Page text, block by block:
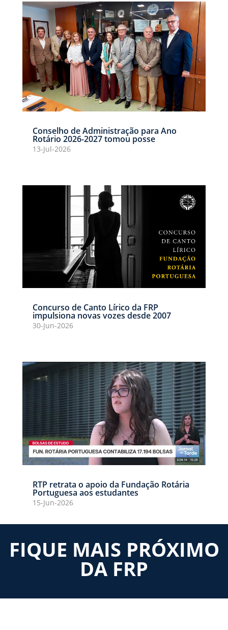
Conselho de Administração para Ano
Rotário 2026-2027 tomou posse
13-Jul-2026
Concurso de Canto Lírico da FRP
impulsiona novas vozes desde 2007
30-Jun-2026
RTP retrata o apoio da Fundação Rotária
Portuguesa aos estudantes
15-Jun-2026
FIQUE MAIS PRÓXIMO
DA FRP